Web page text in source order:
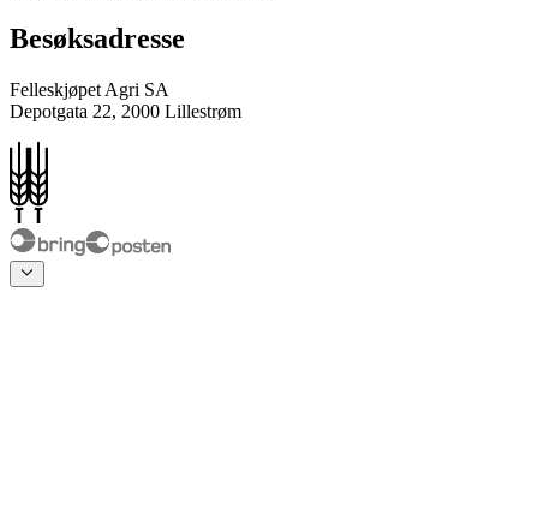
Besøksadresse
Felleskjøpet Agri SA
Depotgata 22, 2000 Lillestrøm